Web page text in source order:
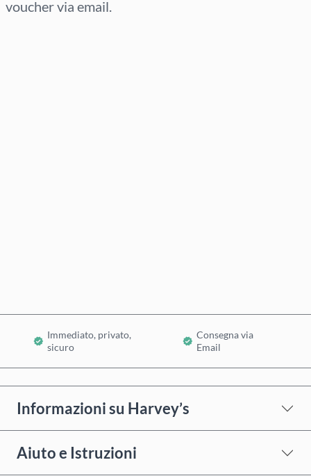
voucher via email.
Immediato, privato,
sicuro
Consegna via
Email
Informazioni su Harvey’s
Aiuto e Istruzioni